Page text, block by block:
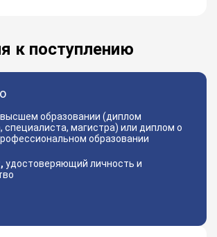
к поступлению
образовании (диплом
специалиста, магистра) или диплом о
образовании
удостоверяющий личность и